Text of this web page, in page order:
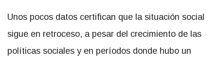
Unos pocos datos certifican que la situación social
sigue en retroceso, a pesar del crecimiento de las
políticas sociales y en períodos donde hubo un